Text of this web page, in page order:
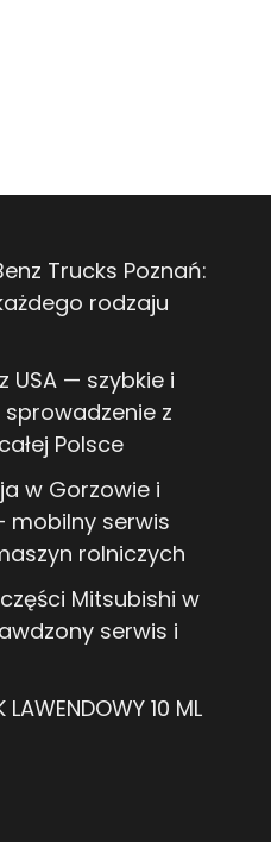
Trucks Poznań:
rodzaju
USA — szybkie i
z
Polsce
w Gorzowie i
mobilny serwis
rolniczych
Mitsubishi w
serwis i
LAWENDOWY 10 ML